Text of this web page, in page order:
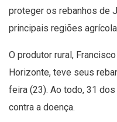
proteger os rebanhos de
principais regiões
O produtor rural,
Horizonte, teve seus
feira (23). Ao todo, 31
contra a doença.